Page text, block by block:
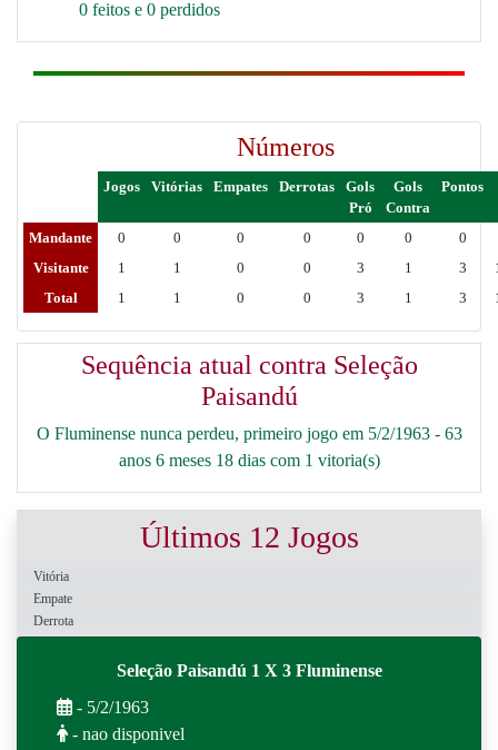
0 feitos e 0 perdidos
Números
Jogos Vitórias Empates Derrotas
Gols
Pró
Gols
Contra
Pontos
Mandante 0 0 0 0 0 0
0
Visitante
1 1 0 0 3 1 3
Total
1 1 0 0 3 1 3
Sequência atual contra Seleção
Paisandú
O Fluminense nunca perdeu, primeiro jogo em 5/2/1963 - 63
anos 6 meses 18 dias com 1 vitoria(s)
Últimos 12 Jogos
Vitória
Empate
Derrota
Seleção Paisandú 1 X 3 Fluminense
- 5/2/1963
- nao disponivel